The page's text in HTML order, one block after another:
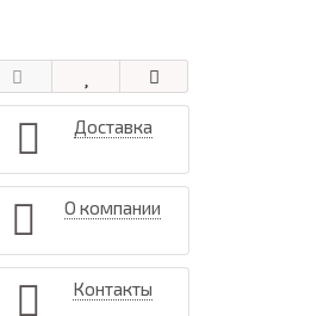
Доставка
О компании
Контакты